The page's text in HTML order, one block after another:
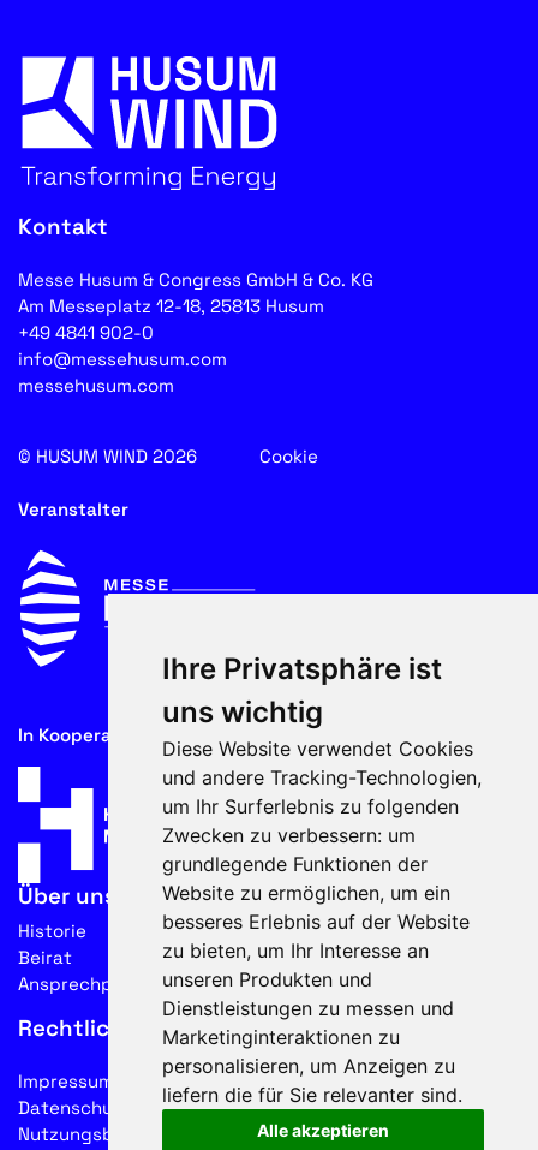
Ihre Privatsphäre ist
uns wichtig
Diese Website verwendet Cookies
und andere Tracking-Technologien,
um Ihr Surferlebnis zu folgenden
Zwecken zu verbessern: um
grundlegende Funktionen der
Website zu ermöglichen, um ein
besseres Erlebnis auf der Website
zu bieten, um Ihr Interesse an
unseren Produkten und
Dienstleistungen zu messen und
Marketinginteraktionen zu
personalisieren, um Anzeigen zu
liefern die für Sie relevanter sind.
Alle akzeptieren
Kontakt
Messe Husum & Congress GmbH & Co. KG
Am Messeplatz 12-18, 25813 Husum
+49 4841 902-0
info@messehusum.com
messehusum.com
© HUSUM WIND 2026 Cookie
Veranstalter
In Kooperation mit
Über uns
Historie
Beirat
Ansprechpartner
Rechtliches
Impressum
Datenschutz
Nutzungsbedingungen